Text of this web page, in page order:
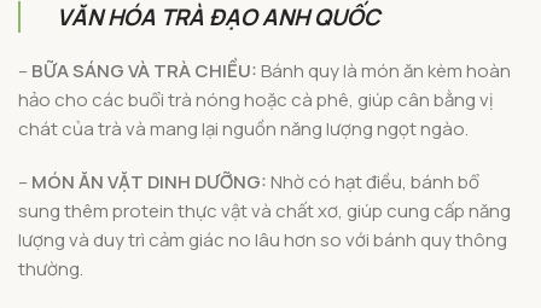
VĂN HÓA TRÀ ĐẠO ANH QUỐC
–BỮA SÁNG VÀ TRÀ CHIỀU: Bánh quy là món ăn kèm hoàn
hảo cho các buổi trà nóng hoặc cà phê, giúp cân bằng vị
chát của trà và mang lại nguồn năng lượng ngọt ngào.
–MÓN ĂN VẶT DINH DƯỠNG: Nhờ có hạt điều, bánh bổ
sung thêm protein thực vật và chất xơ, giúp cung cấp năng
lượng và duy trì cảm giác no lâu hơn so với bánh quy thông
thường.